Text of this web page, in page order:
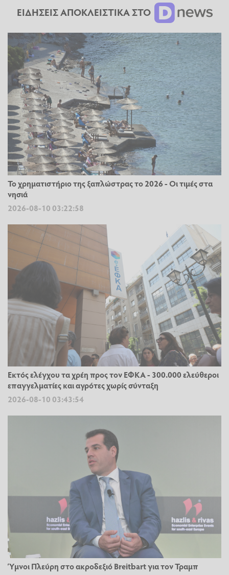
ΕΙΔΗΣΕΙΣ ΑΠΟΚΛΕΙΣΤΙΚΑ ΣΤΟ
Το χρηματιστήριο της ξαπλώστρας το 2026 - Οι τιμές στα
νησιά
2026-08-10 03:22:58
Εκτός ελέγχου τα χρέη προς τον ΕΦΚΑ - 300.000 ελεύθεροι
επαγγελματίες και αγρότες χωρίς σύνταξη
2026-08-10 03:43:54
Ύμνοι Πλεύρη στο ακροδεξιό Breitbart για τον Τραμπ